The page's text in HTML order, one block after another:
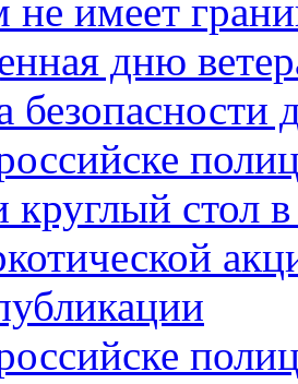
не имеет
дню
безопасности
круглый стол